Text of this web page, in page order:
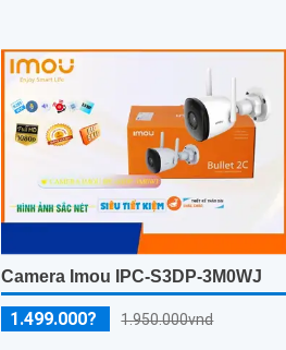
Camera Imou IPC-S3DP-3M0WJ
1.499.000? 1.950.000vnd